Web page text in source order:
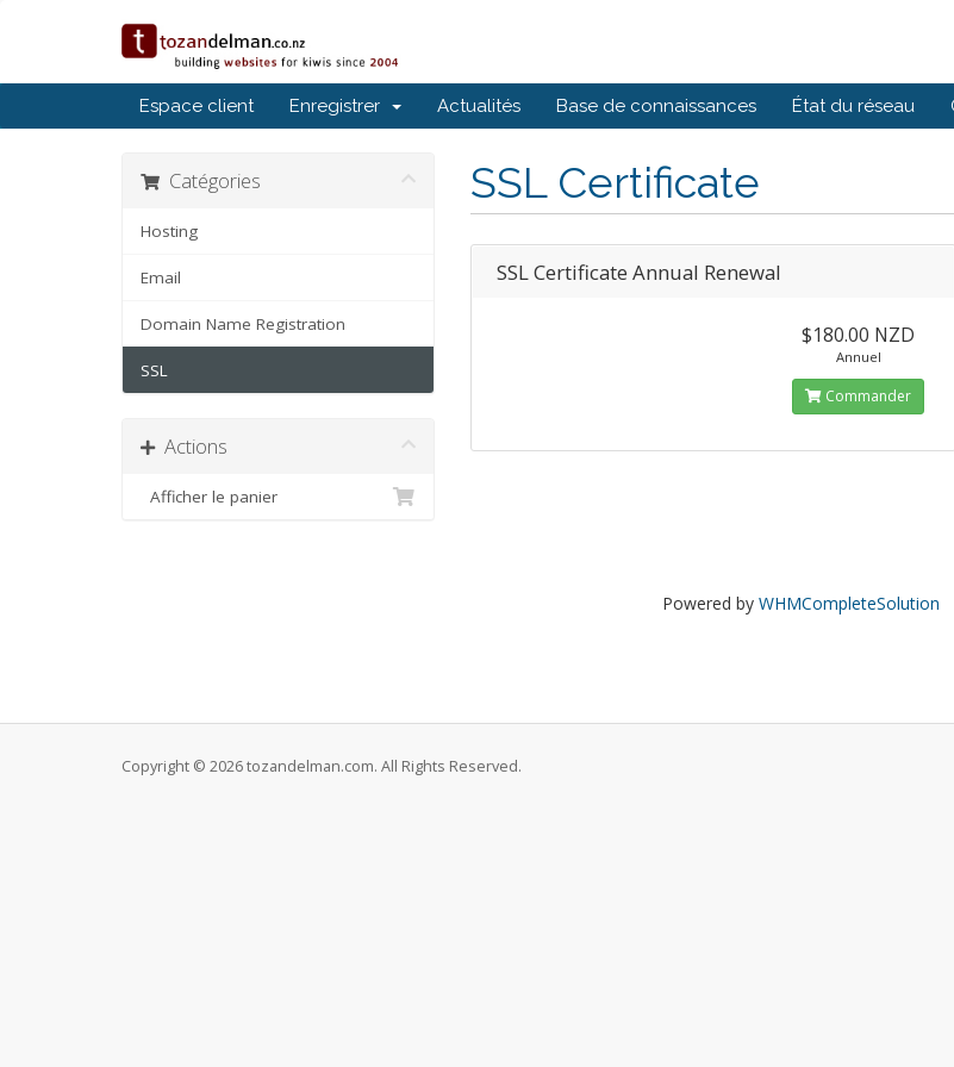
Espace client Enregistrer Actualités Base de connaissances État du réseau
SSL Certificate
Catégories
Hosting
Email
Domain Name Registration
SSL
Actions
Afficher le panier
SSL Certificate Annual Renewal
$180.00 NZD
Annuel
Commander
Powered by WHMCompleteSolution
Copyright © 2026 tozandelman.com. All Rights Reserved.